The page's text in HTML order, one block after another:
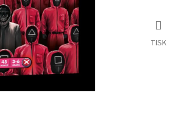
TISK